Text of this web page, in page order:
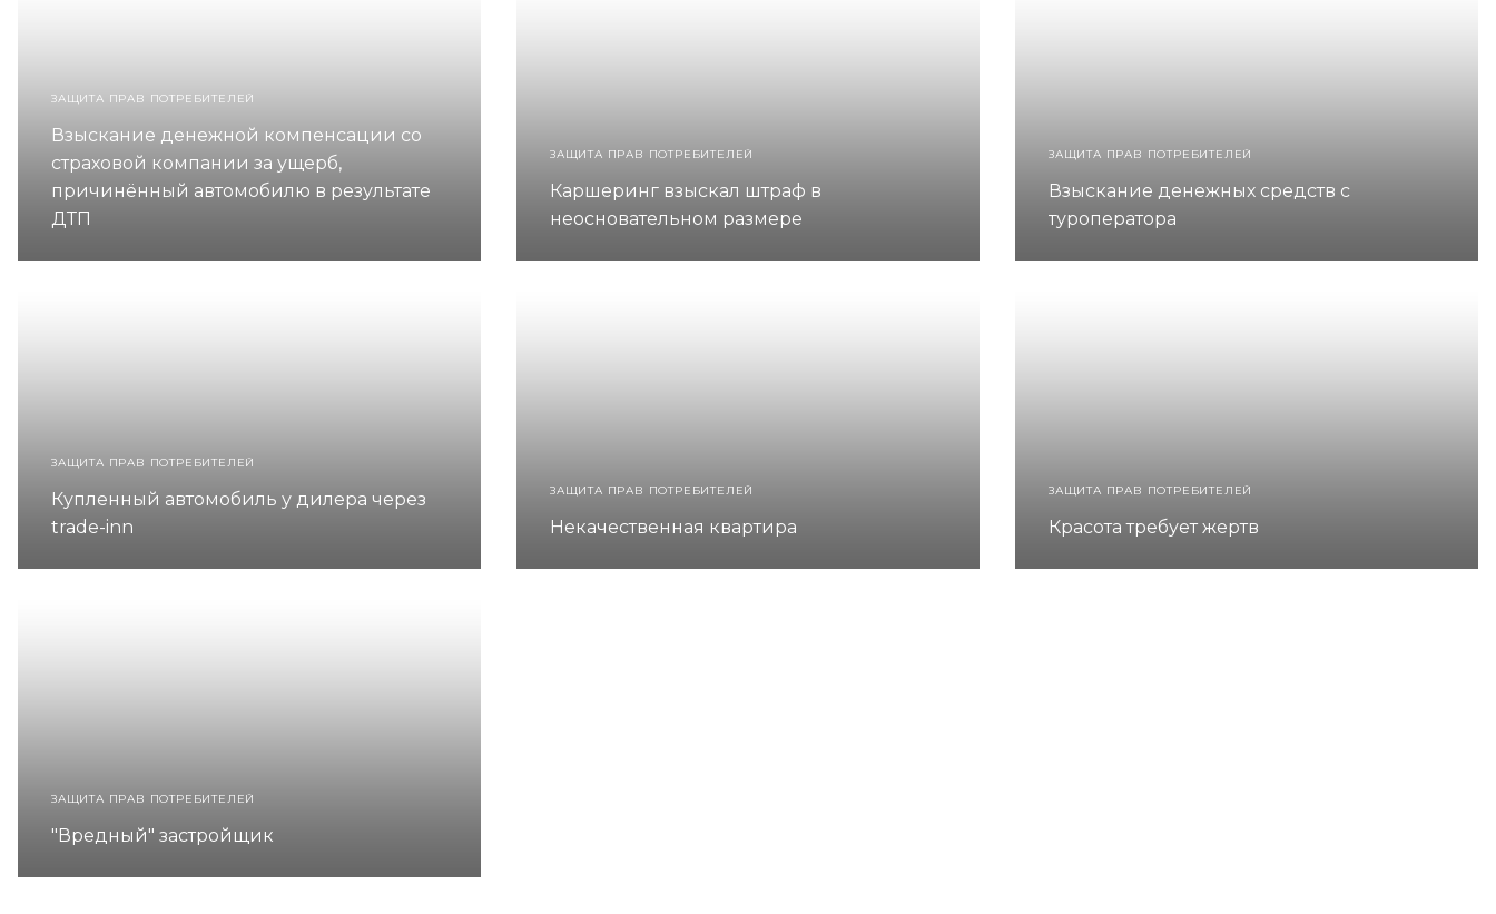
ЗАЩИТА ПРАВ ПОТРЕБИТЕЛЕЙ
Взыскание денежной компенсации со
страховой компании за ущерб,
причинённый автомобилю в результате
ДТП
ЗАЩИТА ПРАВ ПОТРЕБИТЕЛЕЙ
Каршеринг взыскал штраф в
неосновательном размере
ЗАЩИТА ПРАВ ПОТРЕБИТЕЛЕЙ
Взыскание денежных средств с
туроператора
ЗАЩИТА ПРАВ ПОТРЕБИТЕЛЕЙ
Купленный автомобиль у дилера через
trade-inn
ЗАЩИТА ПРАВ ПОТРЕБИТЕЛЕЙ
Некачественная квартира
ЗАЩИТА ПРАВ ПОТРЕБИТЕЛЕЙ
Красота требует жертв
ЗАЩИТА ПРАВ ПОТРЕБИТЕЛЕЙ
"Вредный" застройщик